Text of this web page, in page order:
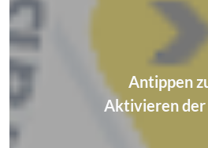
Antippen
Aktivieren